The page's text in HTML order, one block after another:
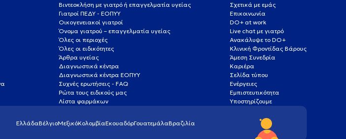
Βιντεοκλήση με γιατρό ή επαγγελματία υγείας
Γιατροί ΠΕΔΥ - ΕΟΠΥΥ
Οικογενειακοί γιατροί
Όνομα γιατρού – επαγγελματία υγείας
Όλες οι περιοχές
Όλες οι ειδικότητες
Άρθρα υγείας
Διαγνωστικά κέντρα
Διαγνωστικά κέντρα ΕΟΠΥΥ
Συχνές ερωτήσεις - FAQ
Ρώτα τους ειδικούς μας
Λίστα φαρμάκων
Σχετικά με εμάς
Επικοινωνία
DO+ at work
Live chat με γιατρό
Ανακάλυψε το DO+
Κλινική Φροντίδας Βάρους
Άμεση Συνεδρία
Καριέρα
Σελίδα τύπου
Ενέργειες
Εμπιστευτικότητα
Υποστηρίζουμε
ΕλλάδαΒέλγιοΜεξικόΚολομβίαΕκουαδόρΓουατεμάλαΒραζιλία